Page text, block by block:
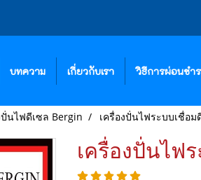
บทความ เกี่ยวกับเรา วิธีการผ่อนชำ
ปั่นไฟดีเซล Bergin เครื่องปั่นไฟระบบเชื่อม
เครื่องปั่นไฟ